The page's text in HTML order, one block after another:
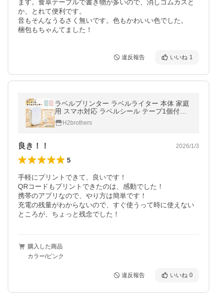
ます。食卓テーブルで書き物が多いので、消しゴムカスと
か、とれて便利です。
音もそんなうるさく無いです。色もかわいい色でした。
梱包もちゃんてました！
違反報告 いいね 1
ラベルプリンター ラベルライター 本体 家庭
用 スマホ対応 ラベルシール テープ1個付き
テープライター
H2brothers
良き！！ 2026/1/3
5
手軽にプリントできて、良いです！
QRコードもプリントできたのは、感動でした！
携帯のアプリなので、やり方は簡単です！
充電の残量がわからないので、すぐ使うって時に使えない
ところが、ちょっと残念でした！
購入した商品
カラー/ピンク
違反報告 いいね 0